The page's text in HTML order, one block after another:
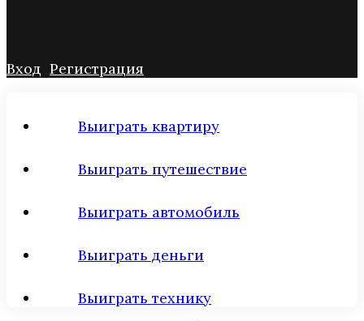
Вход Регистрация
Выиграть квартиру
Выиграть путешествие
Выиграть автомобиль
Выиграть деньги
Выиграть технику